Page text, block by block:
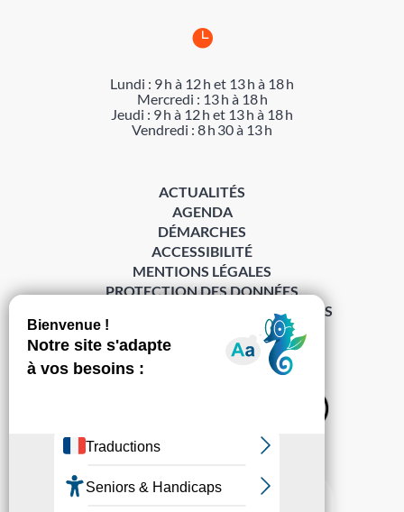

Lundi : 9 h à 12 h et 13 h à 18 h
Mercredi : 13 h à 18 h
Jeudi : 9 h à 12 h et 13 h à 18 h
Vendredi : 8 h 30 à 13 h
S’abonner à la Gazette ›
ACTUALITÉS
AGENDA
DÉMARCHES
ACCESSIBILITÉ
MENTIONS LÉGALES
PROTECTION DES DONNÉES
POLITIQUE DE GESTION DES COOKIES